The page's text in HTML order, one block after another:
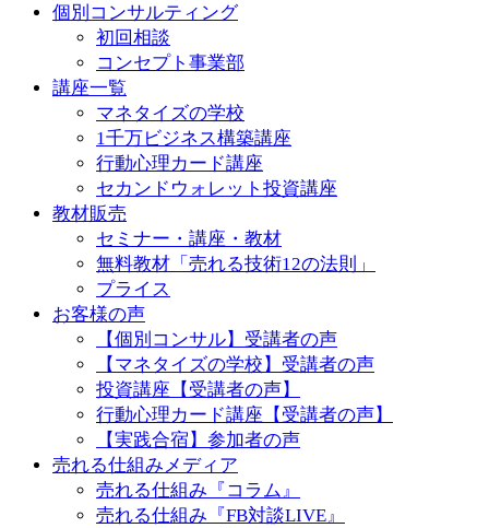
個別コンサルティング
初回相談
コンセプト事業部
講座一覧
マネタイズの学校
1千万ビジネス構築講座
行動心理カード講座
セカンドウォレット投資講座
教材販売
セミナー・講座・教材
無料教材「売れる技術12の法則」
プライス
お客様の声
【個別コンサル】受講者の声
【マネタイズの学校】受講者の声
投資講座【受講者の声】
行動心理カード講座【受講者の声】
【実践合宿】参加者の声
売れる仕組みメディア
売れる仕組み『コラム』
売れる仕組み『FB対談LIVE』